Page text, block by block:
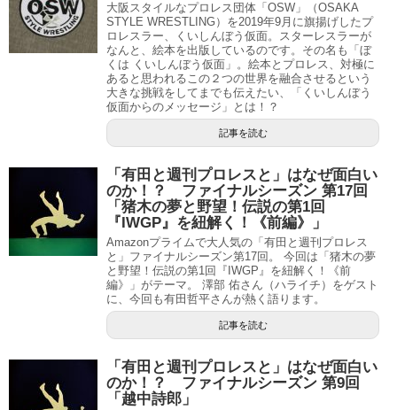
大阪スタイルなプロレス団体「OSW」（OSAKA
STYLE WRESTLING）を2019年9月に旗揚げしたプ
ロレスラー、くいしんぼう仮面。スターレスラーが
なんと、絵本を出版しているのです。その名も「ぼ
くは くいしんぼう仮面」。絵本とプロレス、対極に
あると思われるこの２つの世界を融合させるという
大きな挑戦をしてまでも伝えたい、「くいしんぼう
仮面からのメッセージ」とは！？
記事を読む
「有田と週刊プロレスと」はなぜ面白い
のか！？ ファイナルシーズン 第17回
「猪木の夢と野望！伝説の第1回
『IWGP』を紐解く！《前編》」
Amazonプライムで大人気の「有田と週刊プロレス
と」ファイナルシーズン第17回。 今回は「猪木の夢
と野望！伝説の第1回『IWGP』を紐解く！《前
編》」がテーマ。 澤部 佑さん（ハライチ）をゲスト
に、今回も有田哲平さんが熱く語ります。
記事を読む
「有田と週刊プロレスと」はなぜ面白い
のか！？ ファイナルシーズン 第9回
「越中詩郎」